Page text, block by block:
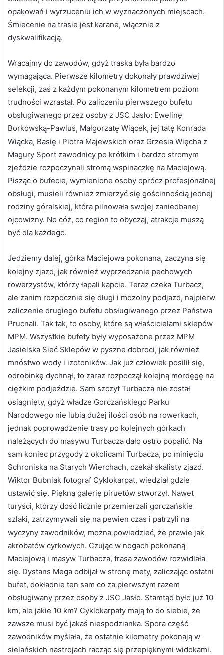
opakowań i wyrzuceniu ich w wyznaczonych miejscach.
Śmiecenie na trasie jest karane, włącznie z
dyskwalifikacją.
Wracajmy do zawodów, gdyż traska była bardzo
wymagająca. Pierwsze kilometry dokonały prawdziwej
selekcji, zaś z każdym pokonanym kilometrem poziom
trudności wzrastał. Po zaliczeniu pierwszego bufetu
obsługiwanego przez osoby z JSC Jasło: Ewelinę
Borkowską-Pawluś, Małgorzatę Wiącek, jej tatę Konrada
Wiącka, Basię i Piotra Majewskich oraz Grzesia Więcha z
Magury Sport zawodnicy po krótkim i bardzo stromym
zjeździe rozpoczynali stromą wspinaczkę na Maciejową.
Pisząc o bufecie, wymienione osoby oprócz profesjonalnej
obsługi, musieli również zmierzyć się gościnnością jednej
rodziny góralskiej, która pilnowała swojej zaniedbanej
ojcowizny. No cóż, co region to obyczaj, atrakcje muszą
być dla każdego.
Jedziemy dalej, górka Maciejowa pokonana, zaczyna się
kolejny zjazd, jak również wyprzedzanie pechowych
rowerzystów, którzy łapali kapcie. Teraz czeka Turbacz,
ale zanim rozpocznie się długi i mozolny podjazd, najpierw
zaliczenie drugiego bufetu obsługiwanego przez Państwa
Prucnali. Tak tak, to osoby, które są właścicielami sklepów
MPM. Wszystkie bufety były wyposażone przez MPM
Jasielska Sieć Sklepów w pyszne dobroci, jak również
mnóstwo wody i izotoników. Jak już człowiek posilił się,
odrobinkę dychnął, to zaraz rozpoczął kolejną mordęgę na
ciężkim podjeździe. Sam szczyt Turbacza nie został
osiągnięty, gdyż władze Gorczańskiego Parku
Narodowego nie lubią dużej ilości osób na rowerkach,
jednak poprowadzenie trasy po kolejnych górkach
należących do masywu Turbacza dało ostro popalić. Na
sam koniec przygody z okolicami Turbacza, po minięciu
Schroniska na Starych Wierchach, czekał skalisty zjazd.
Wiktor Bubniak fotograf Cyklokarpat, wiedział gdzie
ustawić się. Piękną galerię piruetów stworzył. Nawet
turyści, którzy dość licznie przemierzali gorczańskie
szlaki, zatrzymywali się na pewien czas i patrzyli na
wyczyny zawodników, można powiedzieć, że prawie jak
akrobatów cyrkowych. Czując w nogach pokonaną
Maciejową i masyw Turbacza, trasa zawodów rozwidlała
się. Dystans Mega odbijał w stronę mety, zaliczając ostatni
bufet, dokładnie ten sam co za pierwszym razem
obsługiwany przez osoby z JSC Jasło. Stamtąd było już 10
km, ale jakie 10 km? Cyklokarpaty mają to do siebie, że
zawsze musi być jakaś niespodzianka. Spora część
zawodników myślała, że ostatnie kilometry pokonają w
sielańskich nastrojach racząc się przepięknymi widokami.